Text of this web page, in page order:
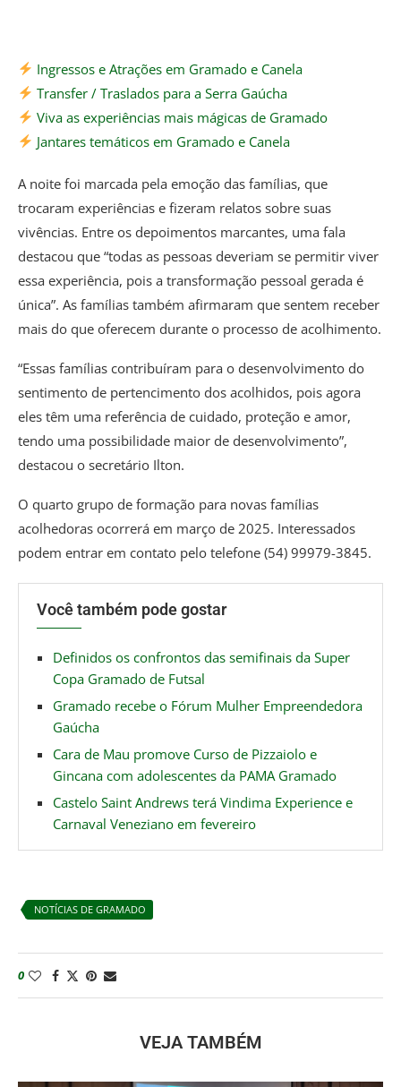
Ingressos e Atrações em Gramado e Canela
Transfer / Traslados para a Serra Gaúcha
Viva as experiências mais mágicas de Gramado
Jantares temáticos em Gramado e Canela
A noite foi marcada pela emoção das famílias, que
trocaram experiências e fizeram relatos sobre suas
vivências. Entre os depoimentos marcantes, uma fala
destacou que “todas as pessoas deveriam se permitir viver
essa experiência, pois a transformação pessoal gerada é
única”. As famílias também afirmaram que sentem receber
mais do que oferecem durante o processo de acolhimento.
“Essas famílias contribuíram para o desenvolvimento do
sentimento de pertencimento dos acolhidos, pois agora
eles têm uma referência de cuidado, proteção e amor,
tendo uma possibilidade maior de desenvolvimento”,
destacou o secretário Ilton.
O quarto grupo de formação para novas famílias
acolhedoras ocorrerá em março de 2025. Interessados
podem entrar em contato pelo telefone (54) 99979-3845.
Você também pode gostar
Definidos os confrontos das semifinais da Super
Copa Gramado de Futsal
Gramado recebe o Fórum Mulher Empreendedora
Gaúcha
Cara de Mau promove Curso de Pizzaiolo e
Gincana com adolescentes da PAMA Gramado
Castelo Saint Andrews terá Vindima Experience e
Carnaval Veneziano em fevereiro
NOTÍCIAS DE GRAMADO
0
VEJA TAMBÉM